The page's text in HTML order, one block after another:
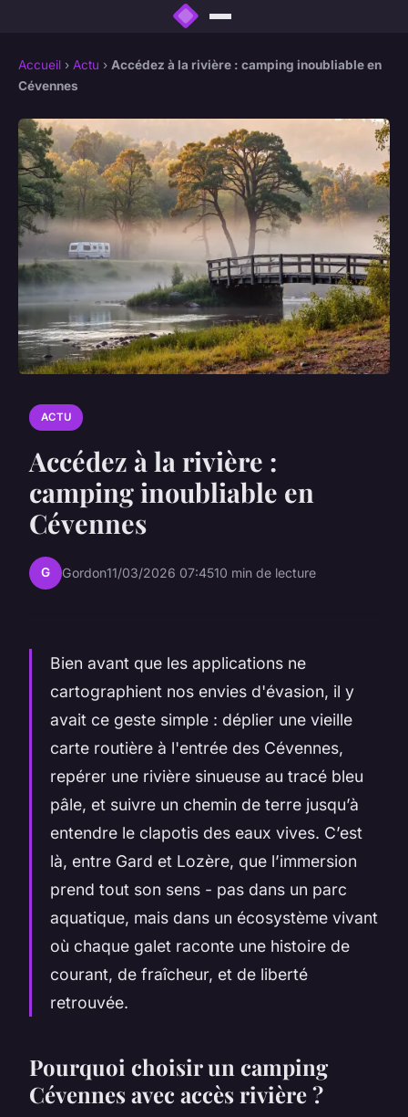
Accueil › Actu › Accédez à la rivière : camping inoubliable en
Cévennes
ACTU
Accédez à la rivière :
camping inoubliable en
Cévennes
G Gordon11/03/2026 07:4510 min de lecture
Bien avant que les applications ne
cartographient nos envies d'évasion, il y
avait ce geste simple : déplier une vieille
carte routière à l'entrée des Cévennes,
repérer une rivière sinueuse au tracé bleu
pâle, et suivre un chemin de terre jusqu’à
entendre le clapotis des eaux vives. C’est
là, entre Gard et Lozère, que l’immersion
prend tout son sens - pas dans un parc
aquatique, mais dans un écosystème vivant
où chaque galet raconte une histoire de
courant, de fraîcheur, et de liberté
retrouvée.
Pourquoi choisir un camping
Cévennes avec accès rivière ?